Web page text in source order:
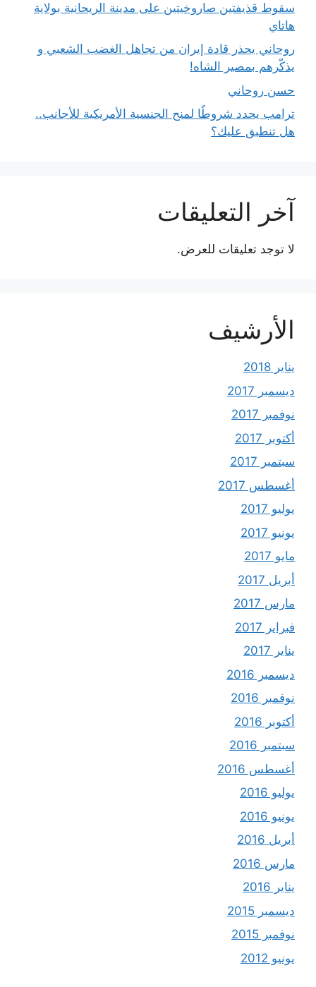
سقوط قذيفتين صاروخيتين على مدينة الريحانية بولاية
هاتاي
روحاني يحذر قادة إيران من تجاهل الغضب الشعبي و
يذكّرهم بمصير الشاه!
حسن روحاني
ترامب يحدد شروطًا لمنح الجنسية الأمريكية للأجانب..
هل تنطبق عليك؟
آخر التعليقات
لا توجد تعليقات للعرض.
الأرشيف
يناير 2018
ديسمبر 2017
نوفمبر 2017
أكتوبر 2017
سبتمبر 2017
أغسطس 2017
يوليو 2017
يونيو 2017
مايو 2017
أبريل 2017
مارس 2017
فبراير 2017
يناير 2017
ديسمبر 2016
نوفمبر 2016
أكتوبر 2016
سبتمبر 2016
أغسطس 2016
يوليو 2016
يونيو 2016
أبريل 2016
مارس 2016
يناير 2016
ديسمبر 2015
نوفمبر 2015
يونيو 2012